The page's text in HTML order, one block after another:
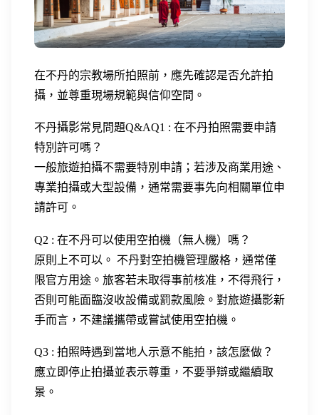
在不丹的宗教場所拍照前，應先確認是否允許拍
攝，並尊重現場規範與信仰空間。
不丹攝影常見問題Q&AQ1 : 在不丹拍照需要申請
特別許可嗎？
一般旅遊拍攝不需要特別申請；若涉及商業用途、
專業拍攝或大型設備，通常需要事先向相關單位申
請許可。
Q2 : 在不丹可以使用空拍機（無人機）嗎？
原則上不可以。 不丹對空拍機管理嚴格，通常僅
限官方用途。旅客若未取得事前核准，不得飛行，
否則可能面臨沒收設備或罰款風險。對旅遊攝影新
手而言，不建議攜帶或嘗試使用空拍機。
Q3 : 拍照時遇到當地人示意不能拍，該怎麼做？
應立即停止拍攝並表示尊重，不要爭辯或繼續取
景。